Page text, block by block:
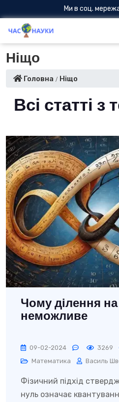
Ми в соц.
Ніщо
Головна Ніщо
Всі статті
Чому ділення
неможливе
09-02-2024 3269
Математика
Василь
Фізичний підхід
нуль означає